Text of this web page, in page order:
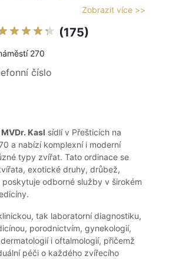
Zobrazit více >>
(175)
270
číslo
Kasl sídlí v Přešticích na
a nabízí komplexní i moderní
typy zvířat. Tato ordinace se
exotické druhy, drůbež,
odborné služby v širokém
tak laboratorní diagnostiku,
porodnictvím, gynekologií,
i oftalmologií, přičemž
péči o každého zvířecího